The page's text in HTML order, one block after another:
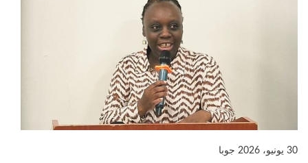
30 يونيو، 2026 جوبا